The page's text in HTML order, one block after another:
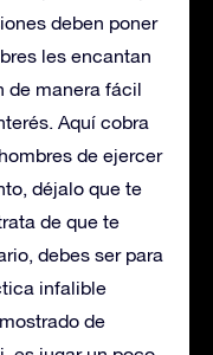
deben poner
les encantan
de manera fácil
Aquí cobra
de ejercer
déjalo que te
de que te
debes ser para
infalible
de